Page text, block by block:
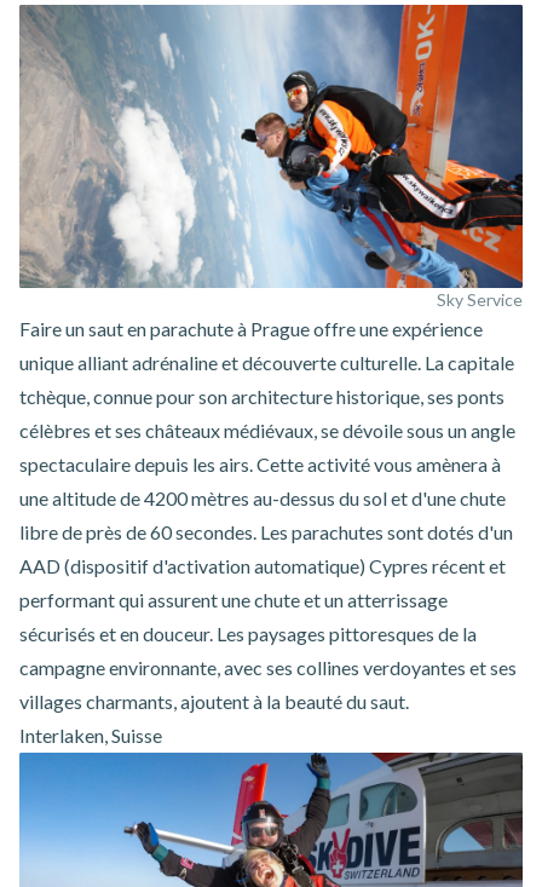
Sky Service
Faire unsaut en parachute à Pragueoffre une expérience
unique alliant adrénaline et découverte culturelle. La capitale
tchèque, connue pour son architecture historique, ses ponts
célèbres et ses châteaux médiévaux, se dévoile sous un angle
spectaculaire depuis les airs. Cette activité vous amènera à
une altitude de 4200 mètres au-dessus du sol et d'une chute
libre de près de 60 secondes. Les parachutes sont dotés d'un
AAD (dispositif d'activation automatique) Cypres récent et
performant qui assurent une chute et un atterrissage
sécurisés et en douceur. Les paysages pittoresques de la
campagne environnante, avec ses collines verdoyantes et ses
villages charmants, ajoutent à la beauté du saut.
Interlaken, Suisse